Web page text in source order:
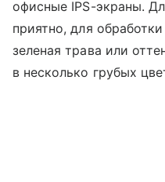
офисные IPS-экраны.
приятно, для
зеленая трава или
в несколько грубых